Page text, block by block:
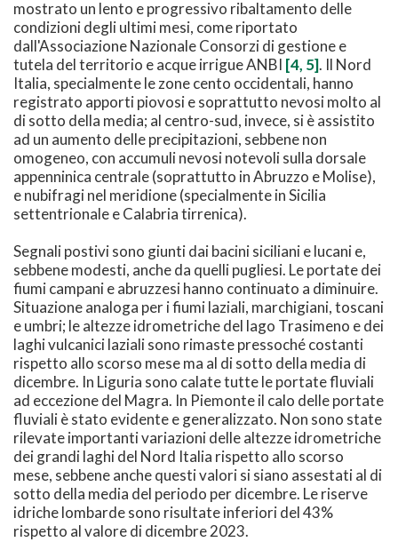
mostrato un lento e progressivo ribaltamento delle
condizioni degli ultimi mesi, come riportato
dall'Associazione Nazionale Consorzi di gestione e
tutela del territorio e acque irrigue ANBI [4, 5]. Il Nord
Italia, specialmente le zone cento occidentali, hanno
registrato apporti piovosi e soprattutto nevosi molto al
di sotto della media; al centro-sud, invece, si è assistito
ad un aumento delle precipitazioni, sebbene non
omogeneo, con accumuli nevosi notevoli sulla dorsale
appenninica centrale (soprattutto in Abruzzo e Molise),
e nubifragi nel meridione (specialmente in Sicilia
settentrionale e Calabria tirrenica).
Segnali postivi sono giunti dai bacini siciliani e lucani e,
sebbene modesti, anche da quelli pugliesi. Le portate dei
fiumi campani e abruzzesi hanno continuato a diminuire.
Situazione analoga per i fiumi laziali, marchigiani, toscani
e umbri; le altezze idrometriche del lago Trasimeno e dei
laghi vulcanici laziali sono rimaste pressoché costanti
rispetto allo scorso mese ma al di sotto della media di
dicembre. In Liguria sono calate tutte le portate fluviali
ad eccezione del Magra. In Piemonte il calo delle portate
fluviali è stato evidente e generalizzato. Non sono state
rilevate importanti variazioni delle altezze idrometriche
dei grandi laghi del Nord Italia rispetto allo scorso
mese, sebbene anche questi valori si siano assestati al di
sotto della media del periodo per dicembre. Le riserve
idriche lombarde sono risultate inferiori del 43%
rispetto al valore di dicembre 2023.